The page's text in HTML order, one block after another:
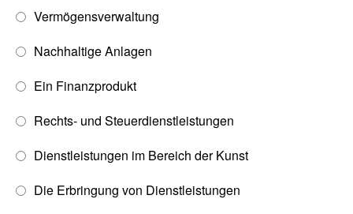
Vermögensverwaltung
Nachhaltige Anlagen
Ein Finanzprodukt
Rechts- und Steuerdienstleistungen
Dienstleistungen im Bereich der Kunst
Die Erbringung von Dienstleistungen